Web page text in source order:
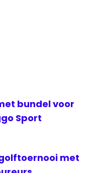
bundel voor
Sport
met